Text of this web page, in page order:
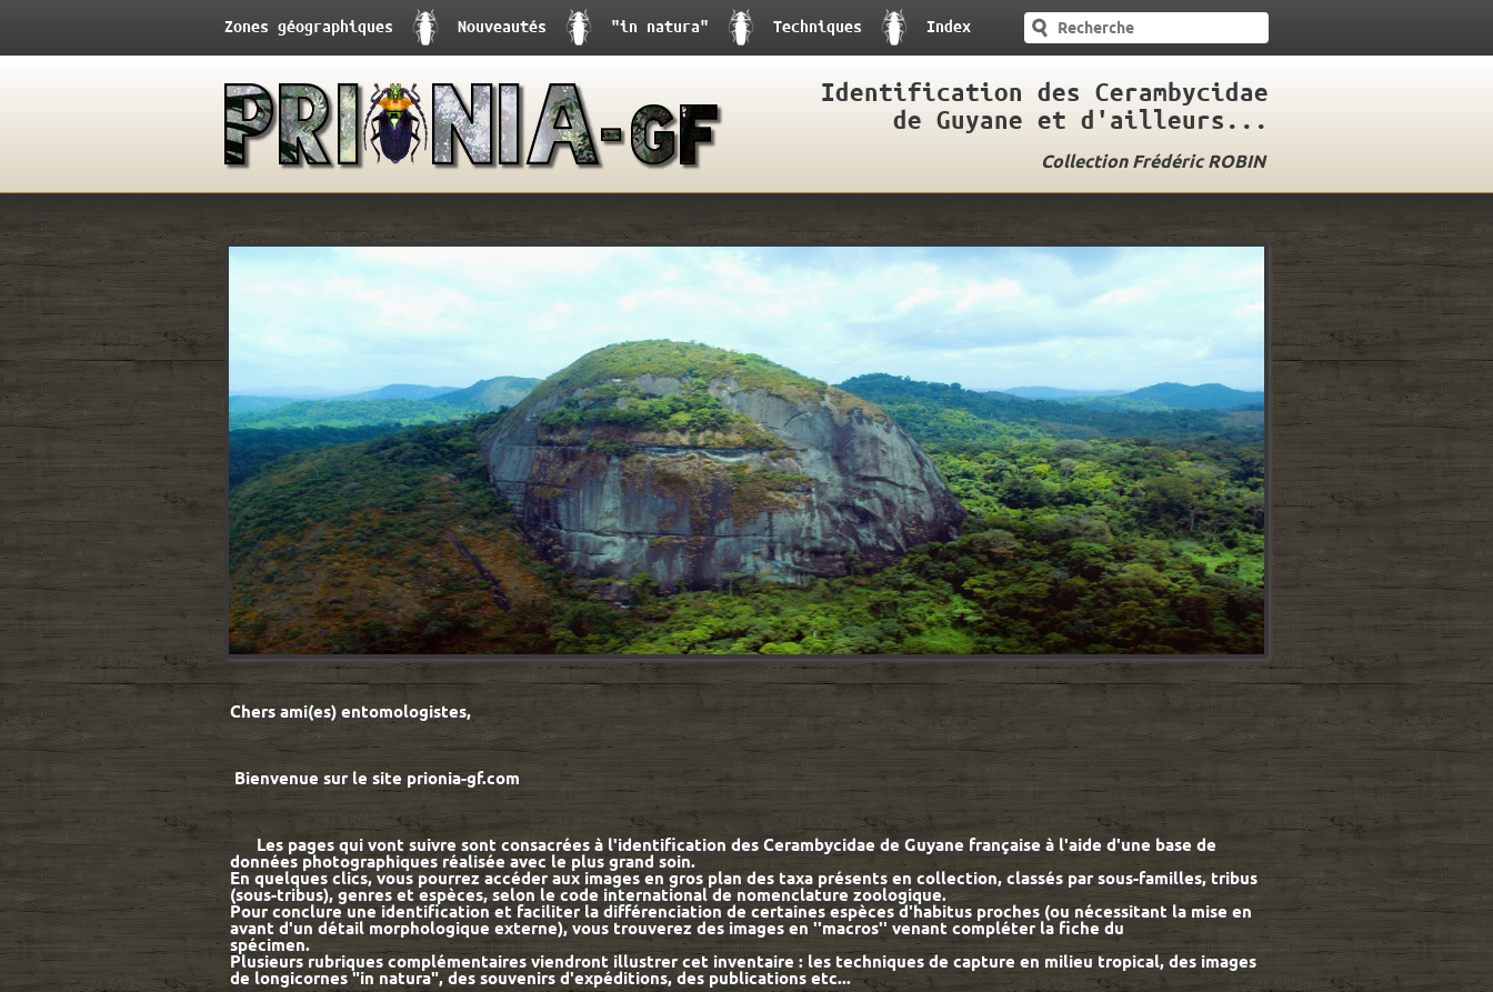
Zones géographiques Nouveautés "in natura" Techniques Index
Identification des Cerambycidae
de Guyane et d'ailleurs...
Collection Frédéric ROBIN
Chers ami(es) entomologistes,
Bienvenue sur le site prionia-gf.com
Les pages qui vont suivre sont consacrées à l'identification des Cerambycidae de Guyane française à l'aide d'une base de
données photographiques réalisée avec le plus grand soin.
En quelques clics, vous pourrez accéder aux images en gros plan des taxa présents en collection, classés par sous-familles, tribus
(sous-tribus), genres et espèces, selon le code international de nomenclature zoologique.
Pour conclure une identification et faciliter la différenciation de certaines espèces d'habitus proches (ou nécessitant la mise en
avant d'un détail morphologique externe), vous trouverez des images en ''macros'' venant compléter la fiche du
spécimen.
Plusieurs rubriques complémentaires viendront illustrer cet inventaire : les techniques de capture en milieu tropical, des images
de longicornes "in natura", des souvenirs d'expéditions, des publications etc...